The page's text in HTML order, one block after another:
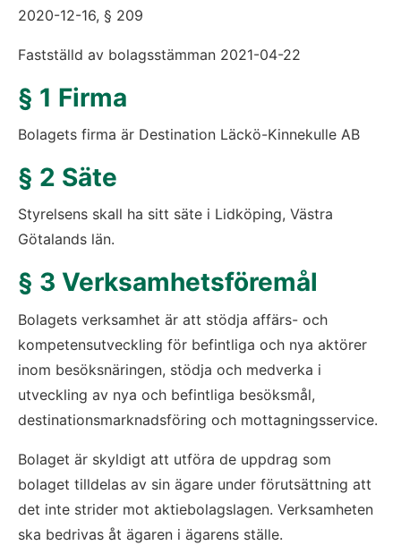
2020-12-16, § 209
Fastställd av bolagsstämman 2021-04-22
§ 1 Firma
Bolagets firma är Destination Läckö-Kinnekulle AB
§ 2 Säte
Styrelsens skall ha sitt säte i Lidköping, Västra
Götalands län.
§ 3 Verksamhetsföremål
Bolagets verksamhet är att stödja affärs- och
kompetensutveckling för befintliga och nya aktörer
inom besöksnäringen, stödja och medverka i
utveckling av nya och befintliga besöksmål,
destinationsmarknadsföring och mottagningsservice.
Bolaget är skyldigt att utföra de uppdrag som
bolaget tilldelas av sin ägare under förutsättning att
det inte strider mot aktiebolagslagen. Verksamheten
ska bedrivas åt ägaren i ägarens ställe.